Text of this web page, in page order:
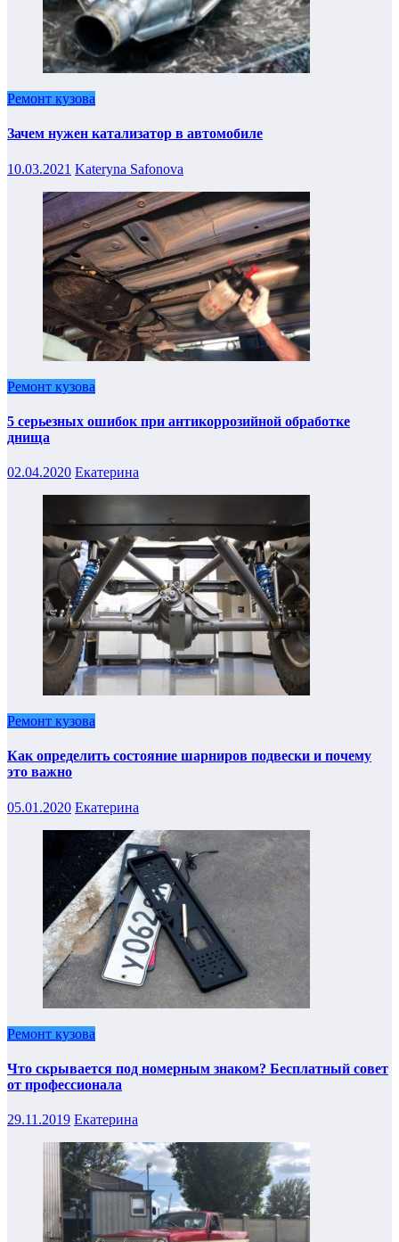
Ремонт кузова
Зачем нужен катализатор в автомобиле
10.03.2021 Kateryna Safonova
Ремонт кузова
5 серьезных ошибок при антикоррозийной обработке
днища
02.04.2020 Екатерина
Ремонт кузова
Как определить состояние шарниров подвески и почему
это важно
05.01.2020 Екатерина
Ремонт кузова
Что скрывается под номерным знаком? Бесплатный совет
от профессионала
29.11.2019 Екатерина